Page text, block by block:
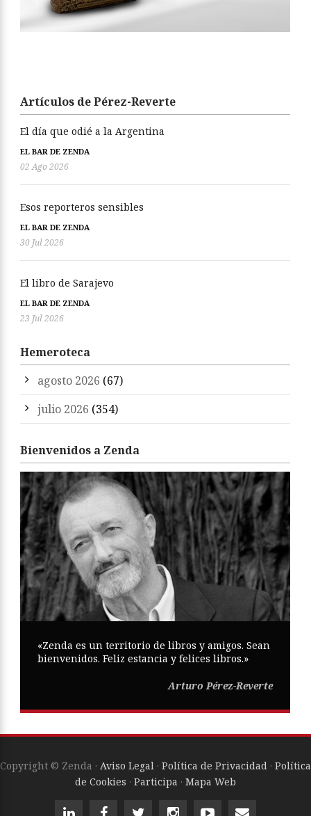
Artículos de Pérez-Reverte
El día que odié a la Argentina
EL BAR DE ZENDA
02 Ago 2026
Esos reporteros sensibles
EL BAR DE ZENDA
30 Jul 2026
El libro de Sarajevo
EL BAR DE ZENDA
23 Jul 2026
Hemeroteca
agosto 2026 (67)
julio 2026 (354)
Bienvenidos a Zenda
«Zenda es un territorio de libros y amigos. Sean
bienvenidos. Feliz estancia y felices libros.»
Arturo Pérez-Reverte
Copyright © Zenda · Aviso Legal · Política de Privacidad · Política
de Cookies · Participa · Mapa Web